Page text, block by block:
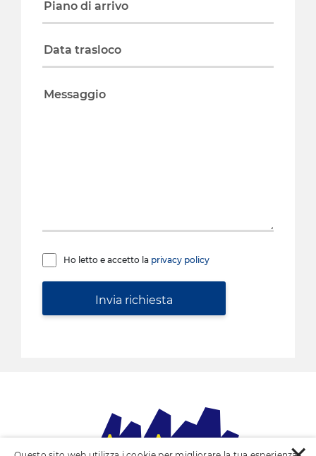
Ho letto e accetto la privacy policy